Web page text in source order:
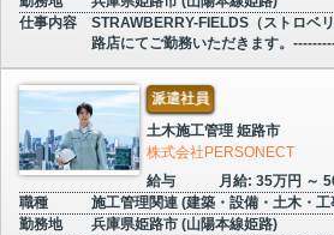
仕事内容
STRAWBERRY-FIELDS（ストロベ
路店にてご勤務いただきます。
派遣社員
土木施工管理 姫路市
株式会社PERSONECT
給与
月給: 35万円 ～
職種
施工管理関連 (建築・設備・土木・
勤務地
兵庫県姫路市 (山陽本線姫路)